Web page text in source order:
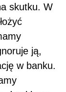
skutku. W
ją,
w banku.